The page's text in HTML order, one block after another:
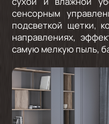
сенсорным
подсветкой щетки,
направлениях,
самую мелкую пыль,